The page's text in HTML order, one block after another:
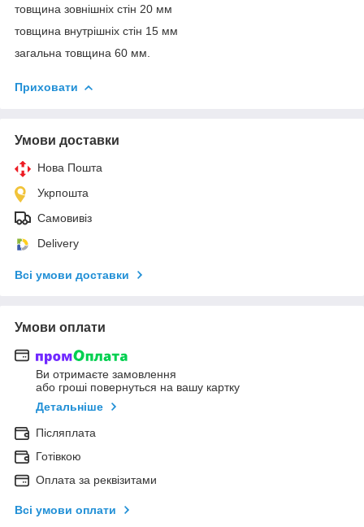
товщина зовнішніх стін 20 мм
товщина внутрішніх стін 15 мм
загальна товщина 60 мм.
Приховати
Умови доставки
Нова Пошта
Укрпошта
Самовивіз
Delivery
Всі умови доставки
Умови оплати
Ви отримаєте замовлення
або гроші повернуться на вашу картку
Детальніше
Післяплата
Готівкою
Оплата за реквізитами
Всі умови оплати